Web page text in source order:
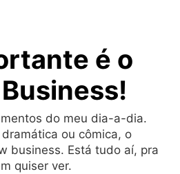
é o
do meu dia-a-dia.
ou cômica, o
business. Está tudo aí, pra
quiser ver.